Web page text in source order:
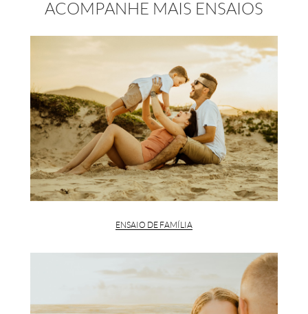
ACOMPANHE MAIS ENSAIOS
ENSAIO DE FAMÍLIA